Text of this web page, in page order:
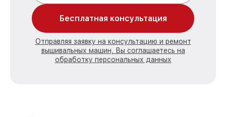
Бесплатная консультация
Отправляя заявку на консультацию и ремонт
вышивальных машин, Вы соглашаетесь на
обработку персональных данных